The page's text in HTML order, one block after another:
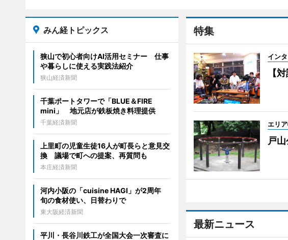
特集
イン
【
エリ
戸
最新ニュース
みん経トピックス
狭山で初心者向けAI活用セミナー 仕事
や暮らしに使える実践法紹介
狭山経済新聞
千葉ポートタワーで「BLUE＆FIRE
mini」 地元店が鉄板焼き料理提供
千葉経済新聞
上里町の児童生徒16人が町長らと意見交
換 議場で町への提案、再質問も
本庄経済新聞
河内小阪の「cuisine HAGI」が2周年
旬の食材使い、日替わりで
東大阪経済新聞
平川・長谷川鉄工が全国大会一次審査に